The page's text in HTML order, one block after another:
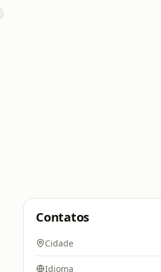
Contatos
Cidade
Idioma